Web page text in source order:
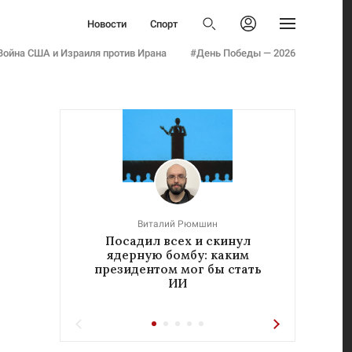
Новости
Спорт
Бизнес
Армия
Наука
Семья и дети
Авто
Стиль
США и Израиля против Ирана #День Победы — 2026
Бизнес
Культура
Технологии
Авто
Стиль
Фото
Инфографика
Виталий Рюмшин
Посадил всех и скинул
ядерную бомбу: каким
президентом мог бы стать
ИИ